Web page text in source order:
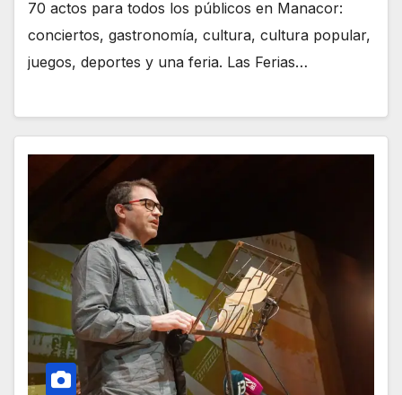
70 actos para todos los públicos en Manacor:
conciertos, gastronomía, cultura, cultura popular,
juegos, deportes y una feria. Las Ferias…